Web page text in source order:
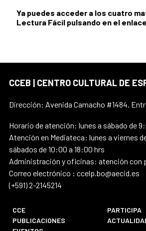
Ya puedes acceder a los cuatro
Lectura Fácil pulsando en el enlace
CCEB | CENTRO CULTURAL DE
Dirección: Avenida Camacho #1484.
Horario de atención: lunes a sábado de
Atención en Mediateca: lunes a viernes
sábados de 10:00 a 18:00 hrs
Administración y oficinas: atención con
Correo electrónico : ccelp.bo@aecid.es
(+591) 2-2145214
CCE
PARTICIPA
PUBLICACIONES